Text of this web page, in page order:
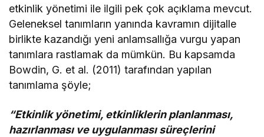
etkinlik yönetimi ile ilgili pek çok açıklama mevcut.
Geleneksel tanımların yanında kavramın dijitalle
birlikte kazandığı yeni anlamsallığa vurgu yapan
tanımlara rastlamak da mümkün. Bu kapsamda
Bowdin, G. et al. (2011) tarafından yapılan
tanımlama şöyle;
“Etkinlik yönetimi, etkinliklerin planlanması,
hazırlanması ve uygulanması süreçlerini